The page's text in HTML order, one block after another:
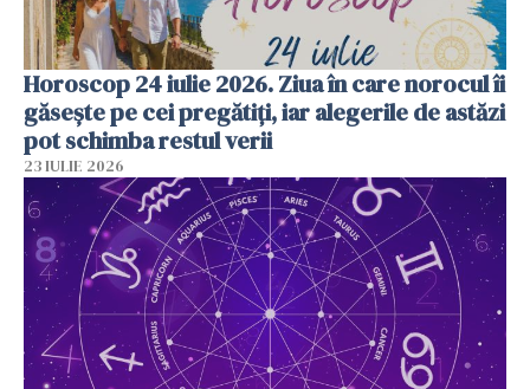
Horoscop 24 iulie 2026. Ziua în care norocul îi
găsește pe cei pregătiți, iar alegerile de astăzi
pot schimba restul verii
23 IULIE 2026